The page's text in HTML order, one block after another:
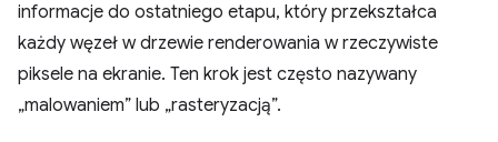
informacje do ostatniego etapu, który przekształca
każdy węzeł w drzewie renderowania w rzeczywiste
piksele na ekranie. Ten krok jest często nazywany
„malowaniem” lub „rasteryzacją”.